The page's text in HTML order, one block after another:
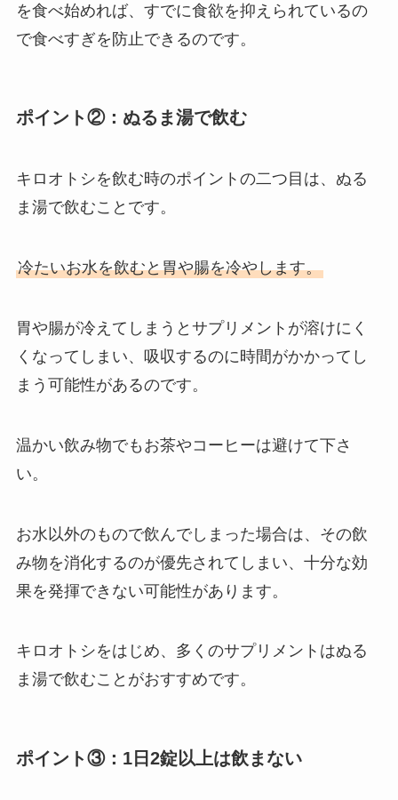
を食べ始めれば、すでに食欲を抑えられているの
で食べすぎを防止できるのです。
ポイント②：ぬるま湯で飲む
キロオトシを飲む時のポイントの二つ目は、ぬる
ま湯で飲むことです。
冷たいお水を飲むと胃や腸を冷やします。
胃や腸が冷えてしまうとサプリメントが溶けにく
くなってしまい、吸収するのに時間がかかってし
まう可能性があるのです。
温かい飲み物でもお茶やコーヒーは避けて下さ
い。
お水以外のもので飲んでしまった場合は、その飲
み物を消化するのが優先されてしまい、十分な効
果を発揮できない可能性があります。
キロオトシをはじめ、多くのサプリメントはぬる
ま湯で飲むことがおすすめです。
ポイント③：1日2錠以上は飲まない